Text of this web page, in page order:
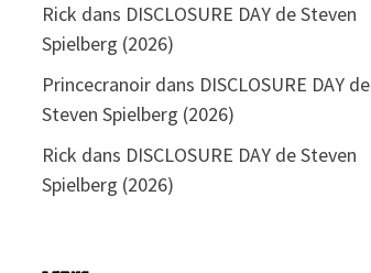
Rick dans DISCLOSURE DAY de Steven
Spielberg (2026)
Princecranoir dans DISCLOSURE DAY de
Steven Spielberg (2026)
Rick dans DISCLOSURE DAY de Steven
Spielberg (2026)